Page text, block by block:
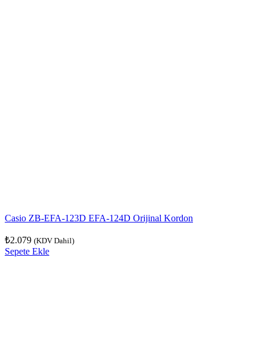
Casio ZB-EFA-123D EFA-124D Orijinal Kordon
₺2.079 (KDV Dahil)
Sepete Ekle